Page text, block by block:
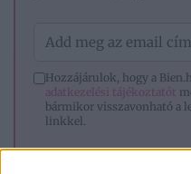
Hozzájárulok, hogy a
adatkezelési tájékoztatót
bármikor visszavonható a
linkkel.